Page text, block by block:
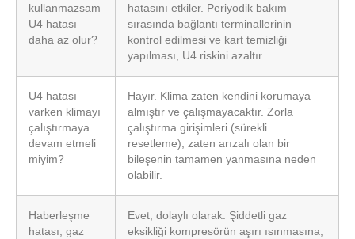
kullanmazsam
U4 hatası
daha az olur?
hatasını etkiler. Periyodik bakım
sırasında bağlantı terminallerinin
kontrol edilmesi ve kart temizliği
yapılması, U4 riskini azaltır.
U4 hatası
varken klimayı
çalıştırmaya
devam etmeli
miyim?
Hayır. Klima zaten kendini korumaya
almıştır ve çalışmayacaktır. Zorla
çalıştırma girişimleri (sürekli
resetleme), zaten arızalı olan bir
bileşenin tamamen yanmasına neden
olabilir.
Haberleşme
hatası, gaz
Evet, dolaylı olarak. Şiddetli gaz
eksikliği kompresörün aşırı ısınmasına,